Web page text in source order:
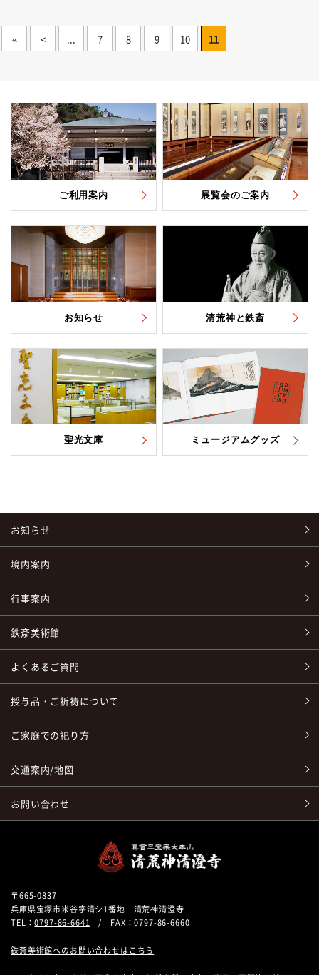
« < ... 7 8 9 10 11
ご利用案内 展覧会のご案内
お知らせ 清荒神と鉄斎
聖光文庫 ミュージアムグッズ
お知らせ
境内案内
行事案内
鉄斎美術館
よくあるご質問
授与品・ご祈祷について
ご家庭での祀り方
交通案内/地図
お問い合わせ
〒665-0837
兵庫県宝塚市米谷字清シ1番地 清荒神清澄寺
TEL：0797-86-6641 / FAX：0797-86-6660
鉄斎美術館へのお問い合わせはこちら